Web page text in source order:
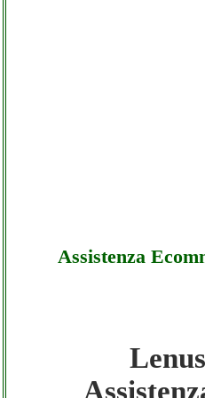
Assistenza
Lenuss-digital -